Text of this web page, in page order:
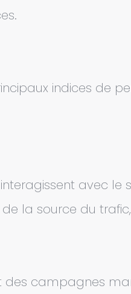
indices de
avec le
la source du
campagnes